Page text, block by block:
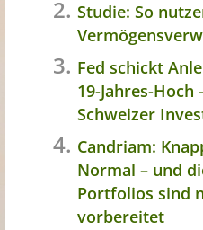
Studie: So
Fed schickt
19-Jahres-Hoch
Schweizer
Candriam:
Normal – und
Portfolios sind
vorbereitet